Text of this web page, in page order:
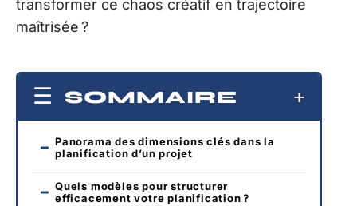
transformer ce chaos créatif en trajectoire
maîtrisée ?
SOMMAIRE
Panorama des dimensions clés dans la
planification d’un projet
Quels modèles pour structurer
efficacement votre planification ?